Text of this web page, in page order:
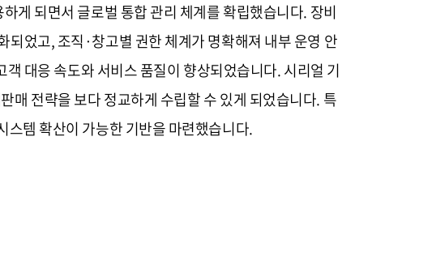
게 되면서 글로벌 통합 관리 체계를 확립했습니다. 장비
었고, 조직·창고별 권한 체계가 명확해져 내부 운영 안
대응 속도와 서비스 품질이 향상되었습니다. 시리얼 기
매 전략을 보다 정교하게 수립할 수 있게 되었습니다. 특
스템 확산이 가능한 기반을 마련했습니다.